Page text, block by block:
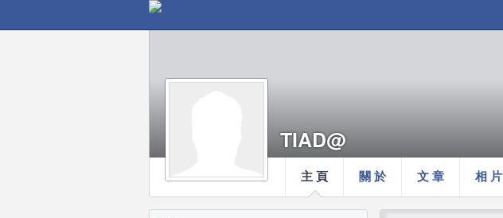
主 頁 關 於 文 章 相 片
TIAD@